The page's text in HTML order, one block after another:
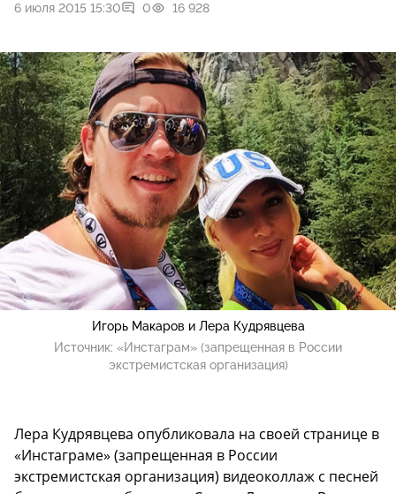
6 июля 2015 15:30 0 16 928
Игорь Макаров и Лера Кудрявцева
Источник: «Инстаграм» (запрещенная в России
экстремистская организация)
Лера Кудрявцева опубликовала на своей странице в
«Инстаграме» (запрещенная в России
экстремистская организация) видеоколлаж с песней